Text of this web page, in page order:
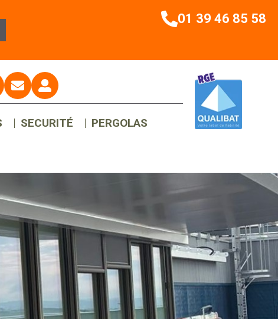
01 39 46 85 58
SECURITÉ PERGOLAS